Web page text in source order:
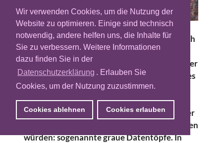
Wir verwenden Cookies, um die Nutzung der
Website zu optimieren. Einige sind technisch
notwendig, andere helfen uns, die Inhalte für
Sie zu verbessern. Weitere Informationen
dazu finden Sie in der
Datenschutzerklärung . Erlauben Sie
Cookies, um der Nutzung zuzustimmen.
Cookies ablehnen Cookies erlauben
Ein Urteil als Chance. Über den Richterspruch
des BGH in Sachen Planet49 ist scheinbar
schon längst alles gesagt worden. Dem ist aber
nicht so. Tatsächlich hat die Entscheidung des
Bundesgerichthofes auch erhebliche
Auswirkung auf einen Bereich des Online-
Advertisings, über den viele Branchen-Player
am liebsten den Mantel des Schweigens hüllen
würden: sogenannte graue Datentöpfe. In